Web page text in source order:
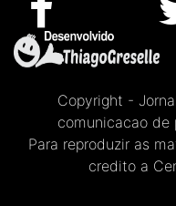
Copyright -
comunicacao de
Para reproduzir as
credito a